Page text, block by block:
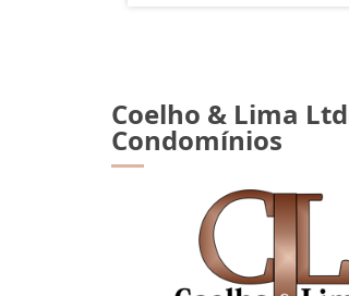
Coelho & Lima
Condomínios